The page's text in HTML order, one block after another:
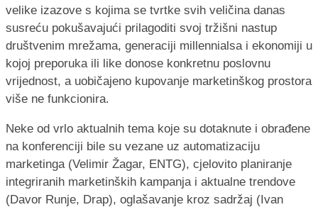
velike izazove s kojima se tvrtke svih veličina danas
susreću pokušavajući prilagoditi svoj tržišni nastup
društvenim mrežama, generaciji millennialsa i ekonomiji u
kojoj preporuka ili like donose konkretnu poslovnu
vrijednost, a uobičajeno kupovanje marketinškog prostora
više ne funkcionira.
Neke od vrlo aktualnih tema koje su dotaknute i obrađene
na konferenciji bile su vezane uz automatizaciju
marketinga (Velimir Žagar, ENTG), cjelovito planiranje
integriranih marketinških kampanja i aktualne trendove
(Davor Runje, Drap), oglašavanje kroz sadržaj (Ivan